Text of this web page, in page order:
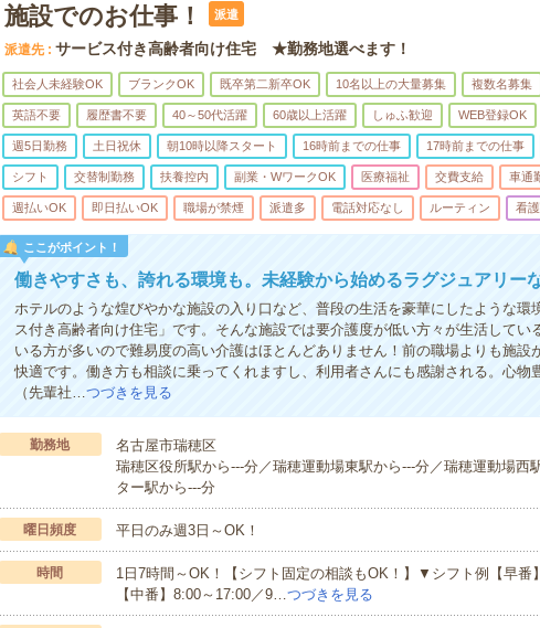
施設でのお仕事！
派遣
派遣先 サービス付き高齢者向け住宅 ★勤務地選べます！
社会人未経験OK ブランクOK 既卒第二新卒OK 10名以上の大量募集 複数名募集
英語不要 履歴書不要 40～50代活躍 60歳以上活躍 しゅふ歓迎 WEB登録OK
週5日勤務 土日祝休 朝10時以降スタート 16時前までの仕事 17時前までの仕事
シフト 交替制勤務 扶養控内 副業・WワークOK 医療福祉 交費支給 車通
週払いOK 即日払いOK 職場が禁煙 派遣多 電話対応なし ルーティン 看
ここがポイント！
働きやすさも、誇れる環境も。未経験から始めるラグジュアリーな
ホテルのような煌びやかな施設の入り口など、普段の生活を豪華にしたような環
ス付き高齢者向け住宅」です。そんな施設では要介護度が低い方々が生活してい
いる方が多いので難易度の高い介護はほとんどありません！前の職場よりも施設
快適です。働き方も相談に乗ってくれますし、利用者さんにも感謝される。心物
（先輩社…つづきを見る
勤務地
名古屋市瑞穂区
瑞穂区役所駅から---分／瑞穂運動場東駅から---分／瑞穂運動場西
ター駅から---分
曜日頻度 平日のみ週3日～OK！
時間
1日7時間～OK！【シフト固定の相談もOK！】▼シフト例【早番
【中番】8:00～17:00／9…つづきを見る